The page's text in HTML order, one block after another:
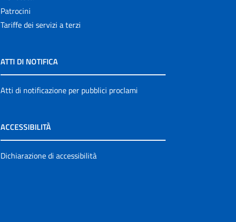
Patrocini
Tariffe dei servizi a terzi
ATTI DI NOTIFICA
Atti di notificazione per pubblici proclami
ACCESSIBILITÀ
Dichiarazione di accessibilità